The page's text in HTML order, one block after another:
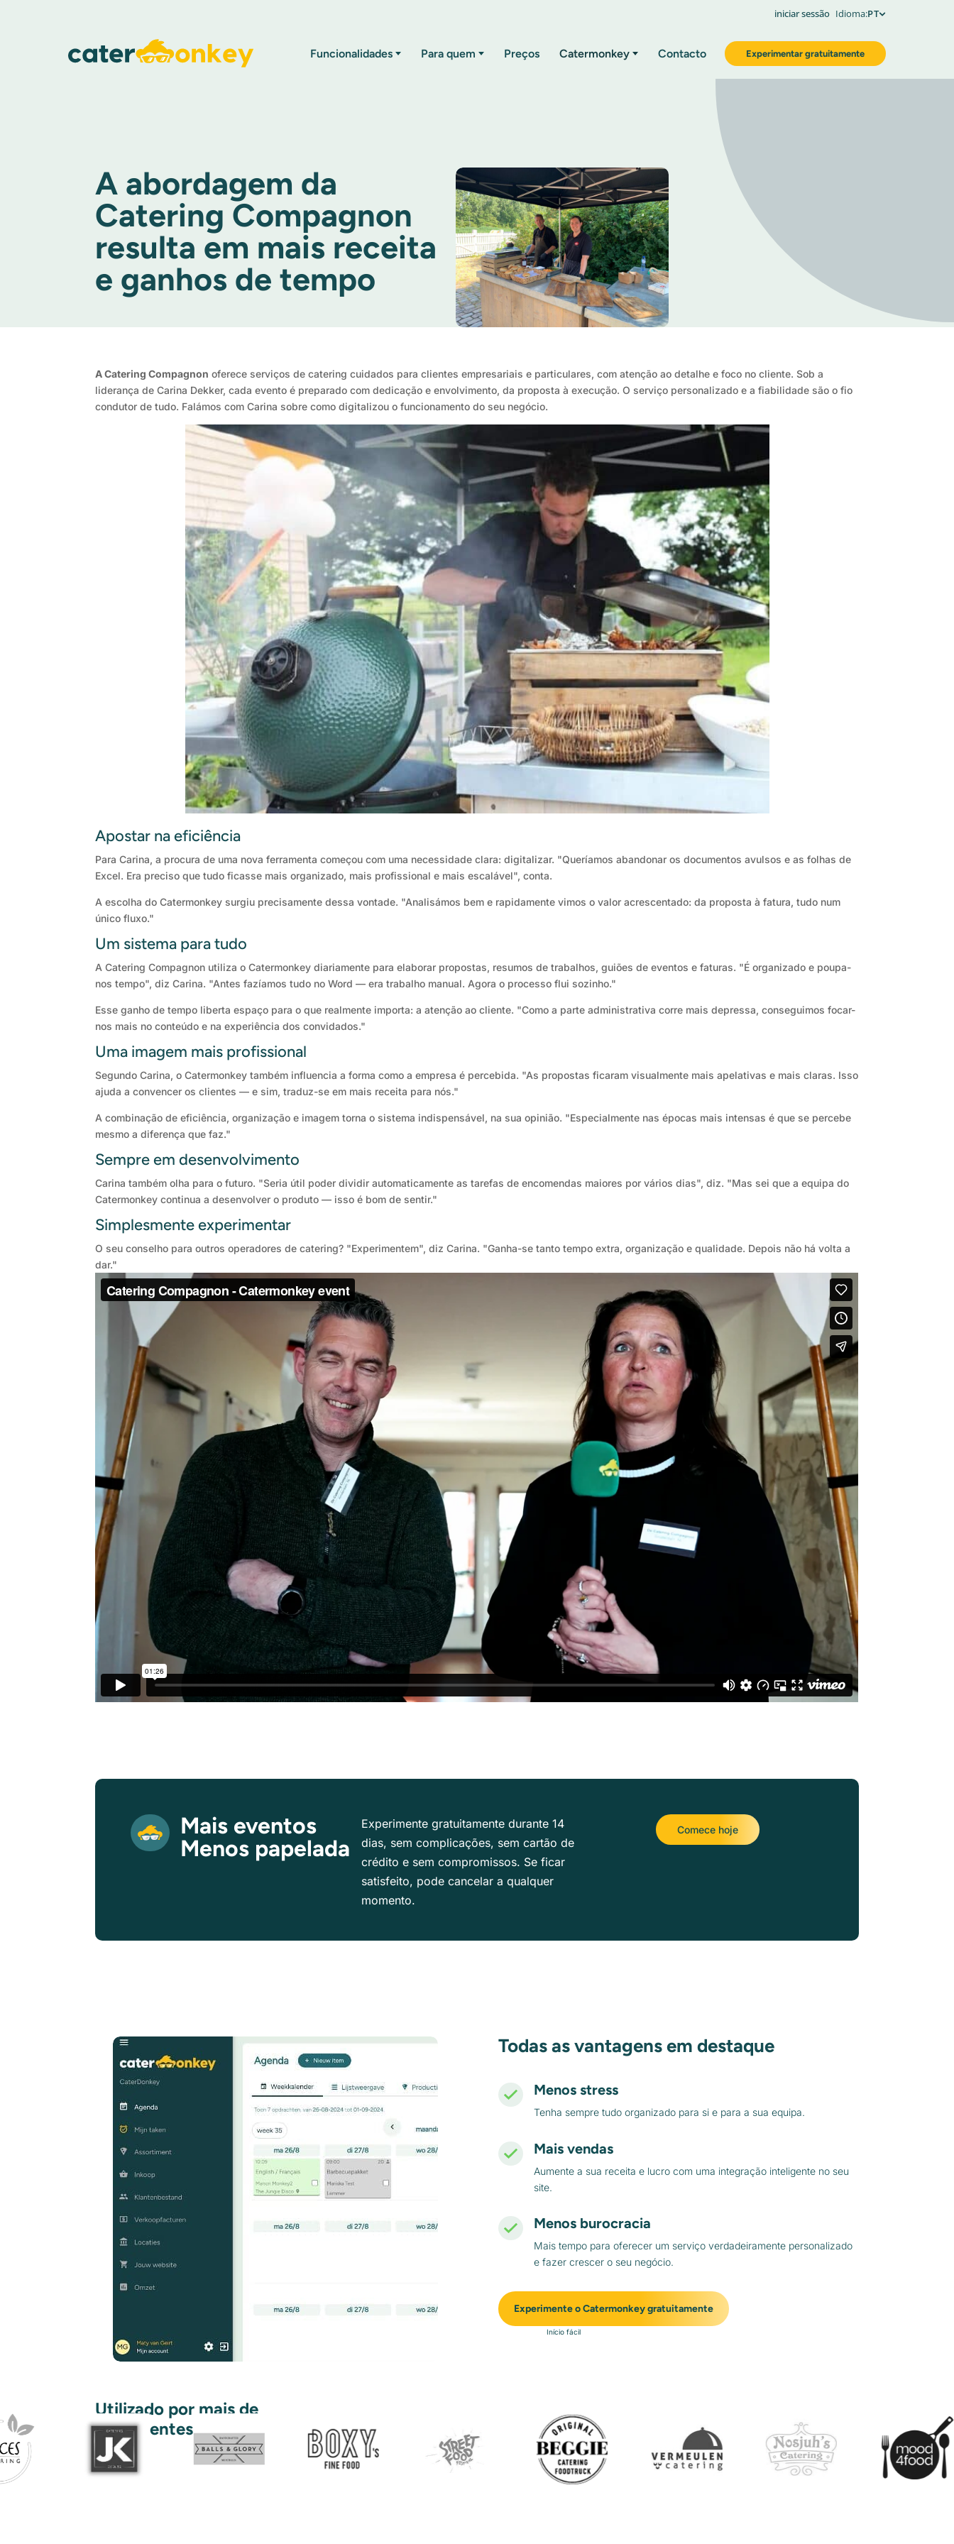
iniciar sessão Idioma:PT
Funcionalidades Para quem Preços Catermonkey Contacto Experimentar gratuitamente
A abordagem da
Catering Compagnon
resulta em mais receita
e ganhos de tempo
A Catering Compagnon oferece serviços de catering cuidados para clientes empresariais e particulares, com atenção ao detalhe e foco no cliente. Sob a
liderança de Carina Dekker, cada evento é preparado com dedicação e envolvimento, da proposta à execução. O serviço personalizado e a fiabilidade são o fio
condutor de tudo. Falámos com Carina sobre como digitalizou o funcionamento do seu negócio.
Apostar na eficiência
Para Carina, a procura de uma nova ferramenta começou com uma necessidade clara: digitalizar. "Queríamos abandonar os documentos avulsos e as folhas de
Excel. Era preciso que tudo ficasse mais organizado, mais profissional e mais escalável", conta.
A escolha do Catermonkey surgiu precisamente dessa vontade. "Analisámos bem e rapidamente vimos o valor acrescentado: da proposta à fatura, tudo num
único fluxo."
Um sistema para tudo
A Catering Compagnon utiliza o Catermonkey diariamente para elaborar propostas, resumos de trabalhos, guiões de eventos e faturas. "É organizado e poupa-
nos tempo", diz Carina. "Antes fazíamos tudo no Word — era trabalho manual. Agora o processo flui sozinho."
Esse ganho de tempo liberta espaço para o que realmente importa: a atenção ao cliente. "Como a parte administrativa corre mais depressa, conseguimos focar-
nos mais no conteúdo e na experiência dos convidados."
Uma imagem mais profissional
Segundo Carina, o Catermonkey também influencia a forma como a empresa é percebida. "As propostas ficaram visualmente mais apelativas e mais claras. Isso
ajuda a convencer os clientes — e sim, traduz-se em mais receita para nós."
A combinação de eficiência, organização e imagem torna o sistema indispensável, na sua opinião. "Especialmente nas épocas mais intensas é que se percebe
mesmo a diferença que faz."
Sempre em desenvolvimento
Carina também olha para o futuro. "Seria útil poder dividir automaticamente as tarefas de encomendas maiores por vários dias", diz. "Mas sei que a equipa do
Catermonkey continua a desenvolver o produto — isso é bom de sentir."
Simplesmente experimentar
O seu conselho para outros operadores de catering? "Experimentem", diz Carina. "Ganha-se tanto tempo extra, organização e qualidade. Depois não há volta a
dar."
Mais eventos
Menos papelada
Experimente gratuitamente durante 14
dias, sem complicações, sem cartão de
crédito e sem compromissos. Se ficar
satisfeito, pode cancelar a qualquer
momento.
Comece hoje
Todas as vantagens em destaque
Menos stress
Tenha sempre tudo organizado para si e para a sua equipa.
Mais vendas
Aumente a sua receita e lucro com uma integração inteligente no seu
site.
Menos burocracia
Mais tempo para oferecer um serviço verdadeiramente personalizado
e fazer crescer o seu negócio.
Experimente o Catermonkey gratuitamente
Início fácil
Utilizado por mais de
500 clientes